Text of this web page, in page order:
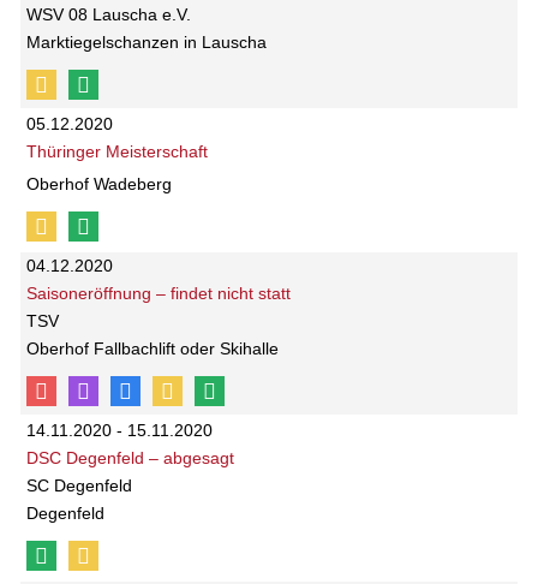
WSV 08 Lauscha e.V.
Marktiegelschanzen in Lauscha
05.12.2020
Thüringer Meisterschaft
Oberhof Wadeberg
04.12.2020
Saisoneröffnung – findet nicht statt
TSV
Oberhof Fallbachlift oder Skihalle
14.11.2020 - 15.11.2020
DSC Degenfeld – abgesagt
SC Degenfeld
Degenfeld